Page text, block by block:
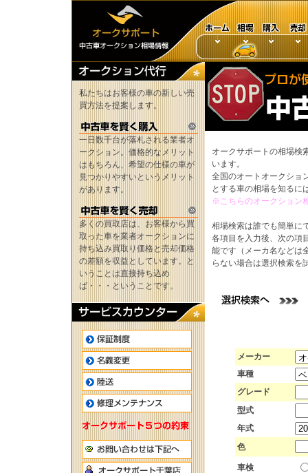
私たちはお客様の車の新しい売
買方法を提案します。
一日数千台が落札される業者オ
ークション。価格的なメリット
はもちろん、希望の仕様の車が
見つかりやすいというメリット
があります。
多くの買取店は、お客様から買
取った車を業者オークションに
持ち込み買取り価格と売却価格
の差額を収益としています。と
いうことは直接持ち込め
ば・・・ということです。
オークサポートの相場検
います。
全国のオートオークショ
とする車の相場を知るに
※こちらのオークション
相場検索は誰でも簡単に
各項目を入力後、次の項
能です（メーカ名などは
らない場合は選択検索を
メーカー
車種
グレード
型式
年式
色
車検